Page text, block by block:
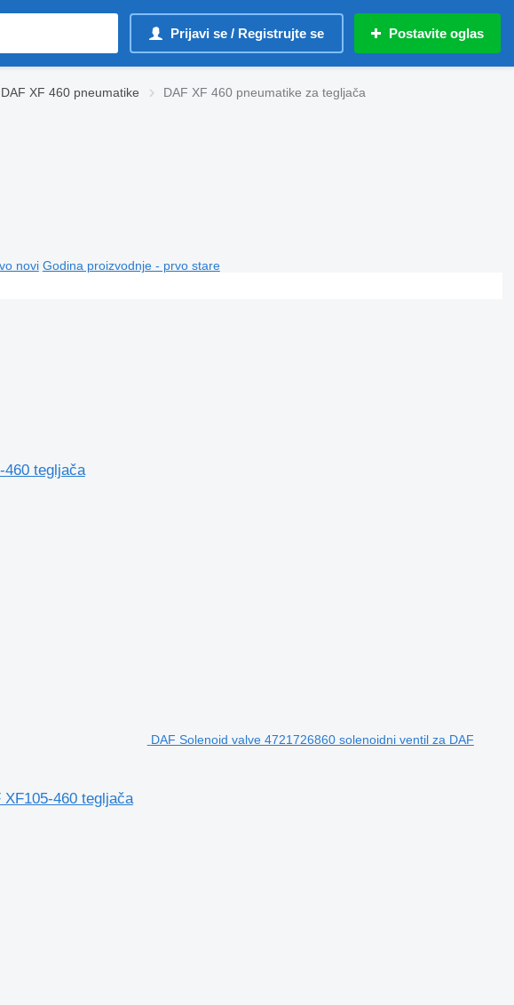
Prijavi se / Registrujte se Postavite oglas
DAF XF 460 pneumatikе DAF XF 460 pneumatikе za tegljača
novi Godina proizvodnje - prvo stare
460 tegljača
DAF Solenoid valve 4721726860 solenoidni ventil za DAF
460 tegljača